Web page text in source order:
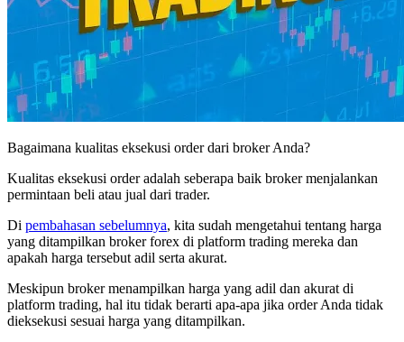
Bagaimana kualitas eksekusi order dari broker Anda?
Kualitas eksekusi order adalah seberapa baik broker menjalankan
permintaan beli atau jual dari trader.
Di pembahasan sebelumnya, kita sudah mengetahui tentang harga
yang ditampilkan broker forex di platform trading mereka dan
apakah harga tersebut adil serta akurat.
Meskipun broker menampilkan harga yang adil dan akurat di
platform trading, hal itu tidak berarti apa-apa jika order Anda tidak
dieksekusi sesuai harga yang ditampilkan.